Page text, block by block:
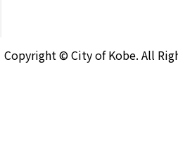
Copyright © City of Kobe. All